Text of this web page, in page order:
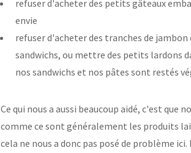
refuser d'acheter des petits gâteaux
envie
refuser d'acheter des tranches de
sandwichs, ou mettre des petits lardons
nos sandwichs et nos pâtes sont restés
Ce qui nous a aussi beaucoup aidé, c'est que
comme ce sont généralement les produits
cela ne nous a donc pas posé de problème